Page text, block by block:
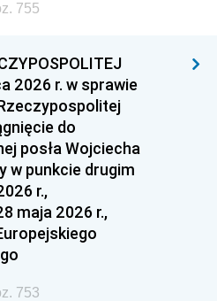
1994
1991
1985
1979
755
2026 r. w sprawie
do
posła Wojciecha
w punkcie drugim
r.,
maja 2026 r.,
753